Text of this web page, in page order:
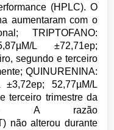
(HPLC). O
aumentaram com o
TRIPTOFANO:
L ±72,71ep;
segundo e terceiro
QUINURENINA:
±3,72ep; 52,77µM/L
terceiro trimestre da
A razão
não alterou durante